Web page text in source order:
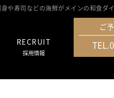
や寿司などの海鮮がメインの和食ダイ
RECRUIT
採用情報
ご